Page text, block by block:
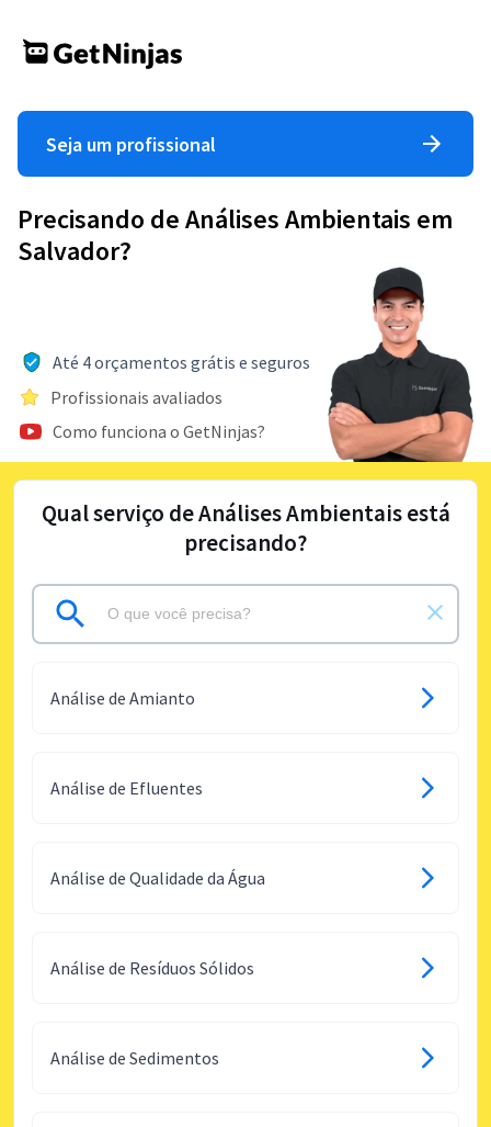
Seja um profissional
Precisando de Análises Ambientais em
Salvador?
Até 4 orçamentos grátis e seguros
Profissionais avaliados
Como funciona o GetNinjas?
Qual serviço de Análises Ambientais está
precisando?
Análise de Amianto
Análise de Efluentes
Análise de Qualidade da Água
Análise de Resíduos Sólidos
Análise de Sedimentos